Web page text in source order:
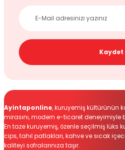
Kaydet
Ayintaponline, kuruyemiş kültürünün
mirasını, modern e-ticaret deneyimiyle
En taze kuruyemiş, özenle seçilmiş lüks
cips, tahıl patlakları, kahve ve sıcak
kaliteyi sofralarınıza taşır.